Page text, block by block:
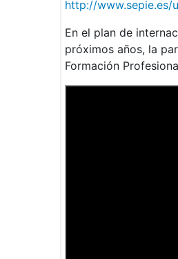
http://www.sepie.es/
En el plan de
próximos años, la
Formación